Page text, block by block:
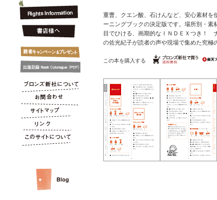
重曹、クエン酸、石けんなど、安心素材を
ーニングブックの決定版です。場所別・素
目でひける、画期的なＩＮＤＥＸつき！
の佐光紀子が読者の声や現場で集めた究極
この本を購入する